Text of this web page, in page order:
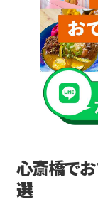
心斎橋で
選